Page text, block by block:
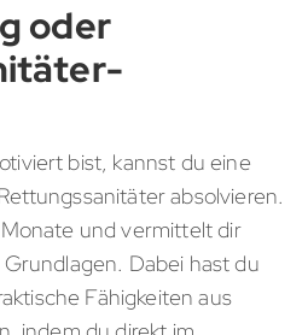
oder
bist, kannst du eine
absolvieren.
und vermittelt dir
Dabei hast du
Fähigkeiten aus